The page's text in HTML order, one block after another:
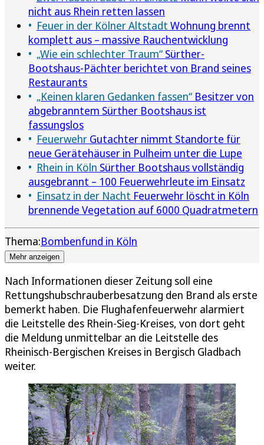
nicht aus Rhein retten lassen
Feuer in der Kölner Altstadt Wohnung brennt
komplett aus – massive Rauchentwicklung
„Wie ein schlechter Traum“ Sürther-
Bootshaus-Pächter berichtet von Brand seines
Restaurants
„Keinen klaren Gedanken fassen“ Besitzer von
abgebranntem Sürther Bootshaus ist
fassungslos
Feuerwehr Gutachter nimmt Standorte für
neue Gerätehäuser in Pulheim unter die Lupe
Rhein in Köln Sürther Bootshaus vollständig
ausgebrannt – 100 Feuerwehrleute im Einsatz
Einsatz in der Nacht Feuerwehr löscht in Köln
brennende Vegetation auf 6000 Quadratmetern
Thema:Bombenfund in Köln
Mehr anzeigen
Nach Informationen dieser Zeitung soll eine
Rettungshubschrauberbesatzung den Brand als erste
bemerkt haben. Die Flughafenfeuerwehr alarmiert
die Leitstelle des Rhein-Sieg-Kreises, von dort geht
die Meldung unmittelbar an die Leitstelle des
Rheinisch-Bergischen Kreises in Bergisch Gladbach
weiter.